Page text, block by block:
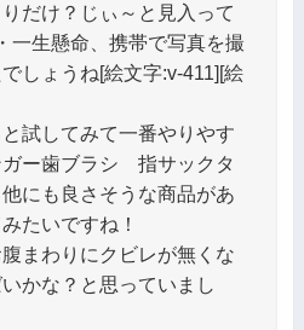
だけ？じぃ～と見入って
一生懸命、携帯で写真を撮
しょうね[絵文字:v-411][絵
試してみて一番やりやす
ー歯ブラシ 指サックタ
にも良さそうな商品があ
たいですね！
まわりにクビレが無くな
かな？と思っていまし